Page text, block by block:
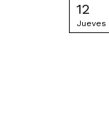
12
Jueves